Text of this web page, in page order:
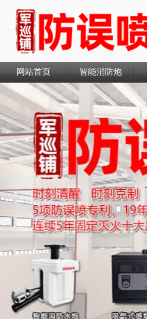
网站首页 智能消防炮
联系我们